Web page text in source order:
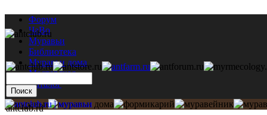
Форум
ЧаВо
Муравьи
Библиотека
Муравьи дома
Мастерская
Каталог
antclub.ru